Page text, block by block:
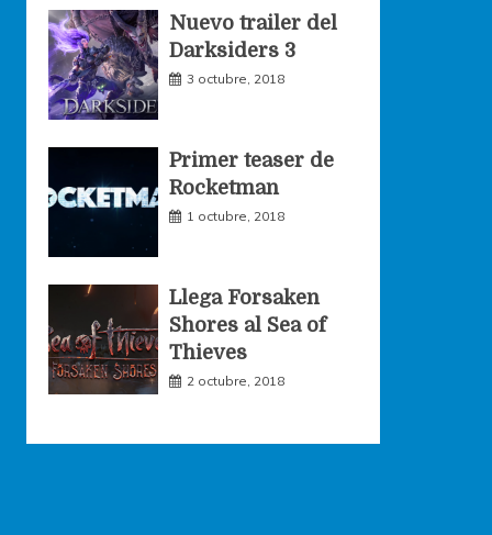
m
Nuevo trailer del
Darksiders 3
3 octubre, 2018
Primer teaser de
Rocketman
1 octubre, 2018
Llega Forsaken
Shores al Sea of
Thieves
2 octubre, 2018